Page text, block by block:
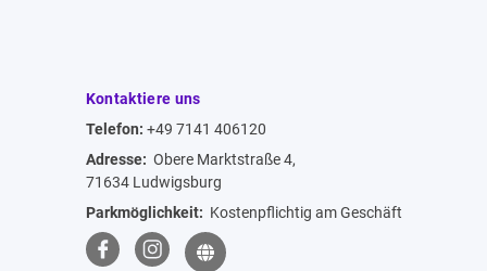
Kontaktiere uns
Telefon: +49 7141 406120
Adresse: Obere Marktstraße 4,
71634 Ludwigsburg
Parkmöglichkeit: Kostenpflichtig am Geschäft